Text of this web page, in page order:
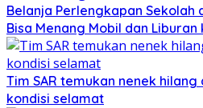
Belanja Perlengkapan Sekolah
Bisa Menang Mobil dan
Tim SAR temukan nenek
kondisi selamat